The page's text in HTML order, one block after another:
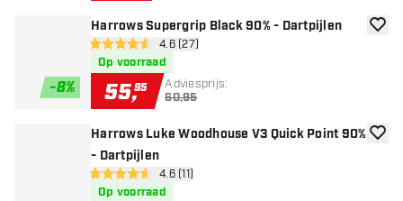
-8%
Harrows Supergrip Black 90% - Dartpijlen
open reviews drawer
4.6 score sterren4.6 (27)
Op voorraad
55,95 Adviesprijs:
60,95
Harrows Luke Woodhouse V3 Quick Point 90%
- Dartpijlen
open reviews drawer
4.6 score sterren4.6 (11)
Op voorraad